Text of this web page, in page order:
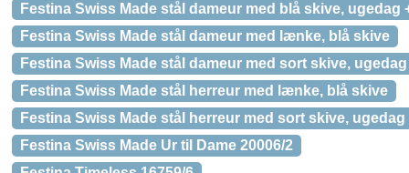
Festina Swiss Made stål dameur med blå skive, ugedag
Festina Swiss Made stål dameur med lænke, blå skive
Festina Swiss Made stål dameur med sort skive,
Festina Swiss Made stål herreur med lænke, blå skive
Festina Swiss Made stål herreur med sort skive, ugedag
Festina Swiss Made Ur til Dame 20006/2